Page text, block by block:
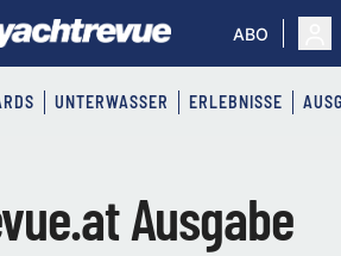
ABO
UNTERWASSER ERLEBNISSE
Ausgabe